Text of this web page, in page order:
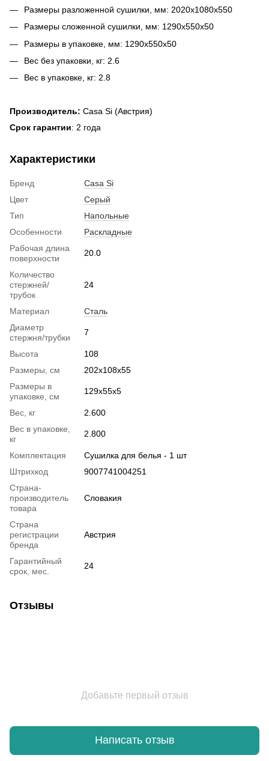
Размеры разложенной сушилки, мм: 2020х1080х550
Размеры сложенной сушилки, мм: 1290х550х50
Размеры в упаковке, мм: 1290х550х50
Вес без упаковки, кг: 2.6
Вес в упаковке, кг: 2.8
Производитель: Casa Si (Австрия)
Срок гарантии: 2 года
Характеристики
Бренд
Casa Si
Цвет
Серый
Тип
Напольные
Особенности
Раскладные
Рабочая длина
поверхности
20.0
Количество
стержней/
трубок
24
Материал
Сталь
Диаметр
стержня/трубки
7
Высота
108
Размеры, см
202х108х55
Размеры в
упаковке, см
129х55х5
Вес, кг
2.600
Вес в упаковке,
кг
2.800
Комплектация
Сушилка для белья - 1 шт
Штрихкод
9007741004251
Страна-
производитель
товара
Словакия
Страна
регистрации
бренда
Австрия
Гарантийный
срок, мес.
24
Отзывы
Добавьте первый отзыв
Написать отзыв